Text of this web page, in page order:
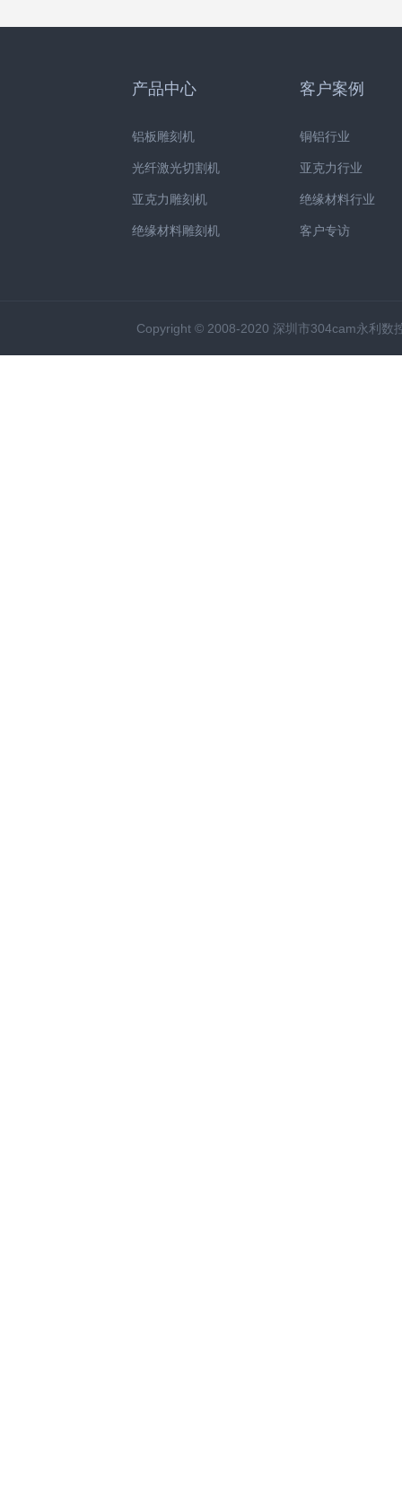
产品中心
铝板雕刻机
光纤激光切割机
亚克力雕刻机
绝缘材料雕刻机
客户案例
铜铝行业
亚克力行业
绝缘材料行业
客户专访
Copyright © 2008-2020 深圳市304cam永利数